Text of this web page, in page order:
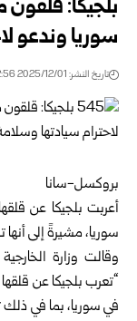
بلجيكا: قلقون
سوريا وندعو
تاريخ النشر: 2025/12/01 2:56 مساءً
بروكسل-سانا
أعربت بلجيكا عن قلقها
سوريا، مشيرةً إلى أنها
وقالت وزارة
“تعرب بلجيكا عن قلقها
في سوريا، بما في